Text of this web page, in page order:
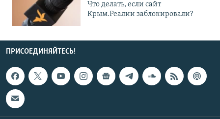
Что делать, если сайт
Крым.Реалии заблокировали?
ПРИСОЕДИНЯЙТЕСЬ!